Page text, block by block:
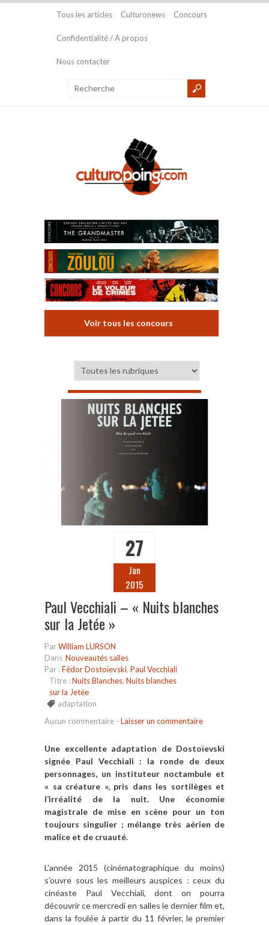
Tous les articles Culturonews Concours
Confidentialité / A propos
Nous contacter
Voir tous les concours
27
Jan
2015
Paul Vecchiali – « Nuits blanches
sur la Jetée »
ParWilliam LURSON
Dans Nouveautés salles
Par :Fédor Dostoïevski, Paul Vecchiali
Titre :Nuits Blanches, Nuits blanches
sur la Jetée
adaptation
Aucun commentaire - Laisser un commentaire
Une excellente adaptation de Dostoïevski
signée Paul Vecchiali : la ronde de deux
personnages, un instituteur noctambule et
« sa créature », pris dans les sortilèges et
l’irréalité de la nuit. Une économie
magistrale de mise en scène pour un ton
toujours singulier ; mélange très aérien de
malice et de cruauté.
L’année 2015 (cinématographique du moins)
s’ouvre sous les meilleurs auspices : ceux du
cinéaste Paul Vecchiali, dont on pourra
découvrir ce mercredi en salles le dernier film et,
dans la foulée à partir du 11 février, le premier